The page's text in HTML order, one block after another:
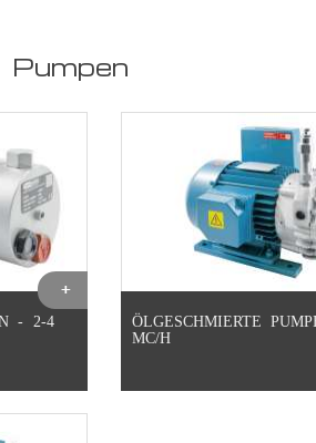
Pumpen
- 2-4
ÖLGESCHMIERTE
MC/H